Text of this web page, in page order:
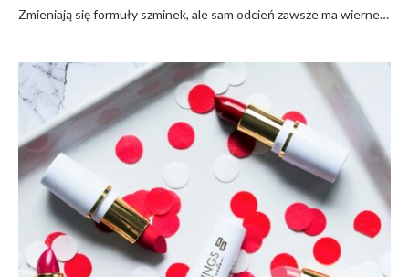
Zmieniają się formuły szminek, ale sam odcień zawsze ma wierne…